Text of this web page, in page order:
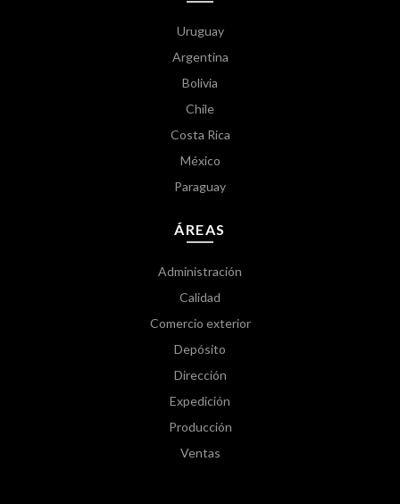
Uruguay
Argentina
Bolivia
Chile
Costa Rica
México
Paraguay
ÁREAS
Administración
Calidad
Comercio exterior
Depósito
Dirección
Expedición
Producción
Ventas